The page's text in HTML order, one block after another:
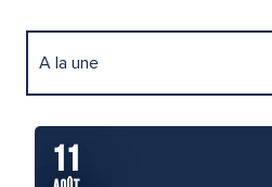
A la une
Festivals
11